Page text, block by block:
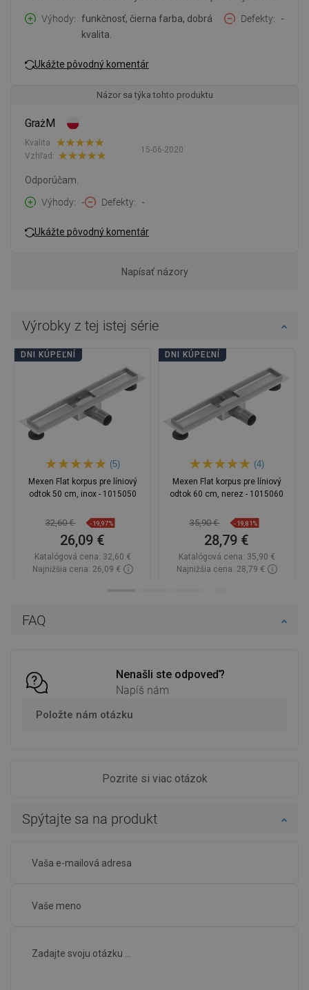
FAQ
Nenašli ste odpoveď?
Napíš nám
Položte nám otázku
Pozrite si viac otázok
Výhody
funkčnosť, čierna farba, dobrá
kvalita.
Defekty -
Ukážte pôvodný komentár
Názor sa týka tohto produktu
GrażM
15-06-2020
Kvalita:
Vzhľad:
Odporúčam.
Výhody
- Defekty -
Ukážte pôvodný komentár
Napísať názory
Spýtajte sa na produkt
Výrobky z tej istej série
DNI KÚPEĽNÍ
(5)
Mexen Flat korpus pre líniový
odtok 50 cm, inox - 1015050
32,60 € -19,97%
26,09 €
Katalógová cena: 32,60 €
Najnižšia cena: 26,09 €
DNI KÚPEĽNÍ
(4)
Mexen Flat korpus pre líniový
odtok 60 cm, nerez - 1015060
35,90 € -19,81%
28,79 €
Katalógová cena: 35,90 €
Najnižšia cena: 28,79 €